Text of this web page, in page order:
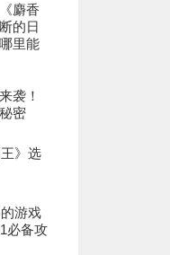
麝香
的日
里能
袭！
密
》选
游戏
必备攻